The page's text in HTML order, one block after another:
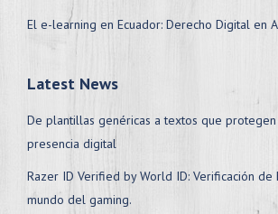
El e-learning en Ecuador: Derecho Digital en
Latest News
De plantillas genéricas a textos que protegen
presencia digital
Razer ID Verified by World ID: Verificación de
mundo del gaming.